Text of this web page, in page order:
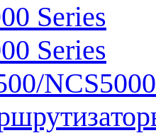
Series
Series